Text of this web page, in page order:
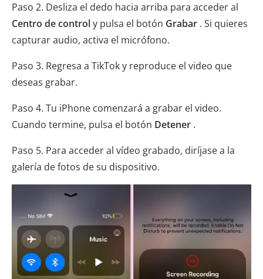
Paso 2. Desliza el dedo hacia arriba para acceder al
Centro de controly pulsa el botón Grabar . Si quieres
capturar audio, activa el micrófono.
Paso 3. Regresa a TikTok y reproduce el video que
deseas grabar.
Paso 4. Tu iPhone comenzará a grabar el video.
Cuando termine, pulsa el botón Detener .
Paso 5. Para acceder al vídeo grabado, diríjase a la
galería de fotos de su dispositivo.